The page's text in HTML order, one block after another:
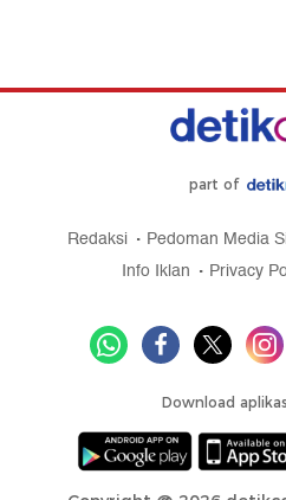
part of
Redaksi Pedoman Media
Info Iklan
Privacy
Download